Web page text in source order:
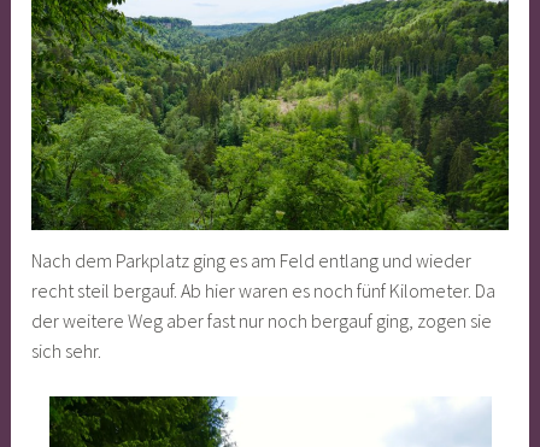
Nach dem Parkplatz ging es am Feld entlang und wieder
recht steil bergauf. Ab hier waren es noch fünf Kilometer. Da
der weitere Weg aber fast nur noch bergauf ging, zogen sie
sich sehr.